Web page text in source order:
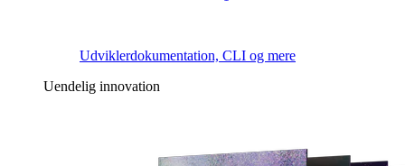
Udviklerdokumentation, CLI og mere
Uendelig innovation